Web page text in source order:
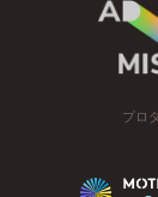
プロ